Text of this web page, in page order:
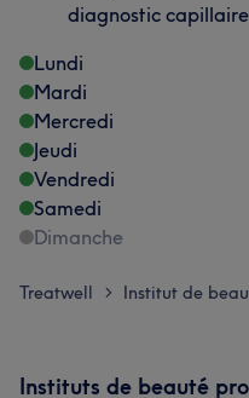
diagnostic
Lundi
Mardi
Mercredi
Jeudi
Vendredi
Samedi
Dimanche
Treatwell > Institut de
Instituts de beauté